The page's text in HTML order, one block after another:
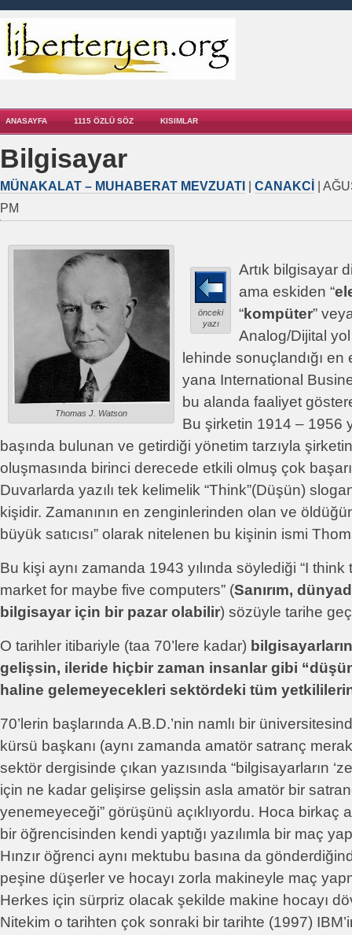
ANASAYFA 1115 ÖZLÜ SÖZ KISIMLAR
Bilgisayar
MÜNAKALAT – MUHABERAT MEVZUATI CANAKCI
|
PM
Thomas J. Watson
önceki
yazı
Artık bilgisayar
ama eskiden “
“kompüter”
Analog/Dijital yol
lehinde sonuçlandığı
yana International
bu alanda faaliyet
Bu şirketin 1914 – 1956
başında bulunan ve getirdiği yönetim tarzıyla
oluşmasında birinci derecede etkili olmuş çok
Duvarlarda yazılı tek kelimelik “Think”(Düşün)
kişidir. Zamanının en zenginlerinden olan ve
büyük satıcısı” olarak nitelenen bu kişinin ismi
Bu kişi aynı zamanda 1943 yılında söylediği “I
market for maybe five computers” (Sanırım,
bilgisayar için bir pazar olabilir) sözüyle tarihe
O tarihler itibariyle (taa 70’lere kadar)
gelişsin, ileride hiçbir zaman insanlar gibi
haline gelemeyecekleri sektördeki tüm
70’lerin başlarında A.B.D.’nin namlı bir
kürsü başkanı (aynı zamanda amatör satranç
sektör dergisinde çıkan yazısında “bilgisayarların
için ne kadar gelişirse gelişsin asla amatör bir
yenemeyeceği” görüşünü açıklıyordu. Hoca birkaç
bir öğrencisinden kendi yaptığı yazılımla bir maç
Hınzır öğrenci aynı mektubu basına da
peşine düşerler ve hocayı zorla makineyle maç
Herkes için sürpriz olacak şekilde makine hocayı
Nitekim o tarihten çok sonraki bir tarihte (1997)